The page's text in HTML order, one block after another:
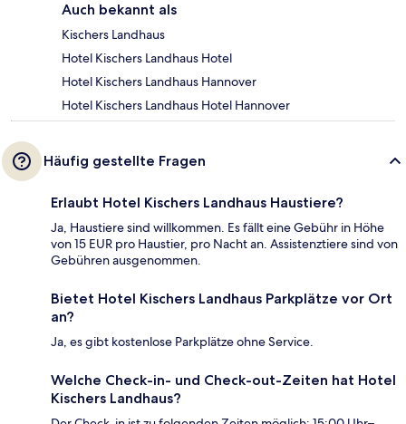
Auch bekannt als
Kischers Landhaus
Hotel Kischers Landhaus Hotel
Hotel Kischers Landhaus Hannover
Hotel Kischers Landhaus Hotel Hannover
Häufig gestellte Fragen
Erlaubt Hotel Kischers Landhaus Haustiere?
Ja, Haustiere sind willkommen. Es fällt eine Gebühr in Höhe
von 15 EUR pro Haustier, pro Nacht an. Assistenztiere sind von
Gebühren ausgenommen.
Bietet Hotel Kischers Landhaus Parkplätze vor Ort
an?
Ja, es gibt kostenlose Parkplätze ohne Service.
Welche Check-in- und Check-out-Zeiten hat Hotel
Kischers Landhaus?